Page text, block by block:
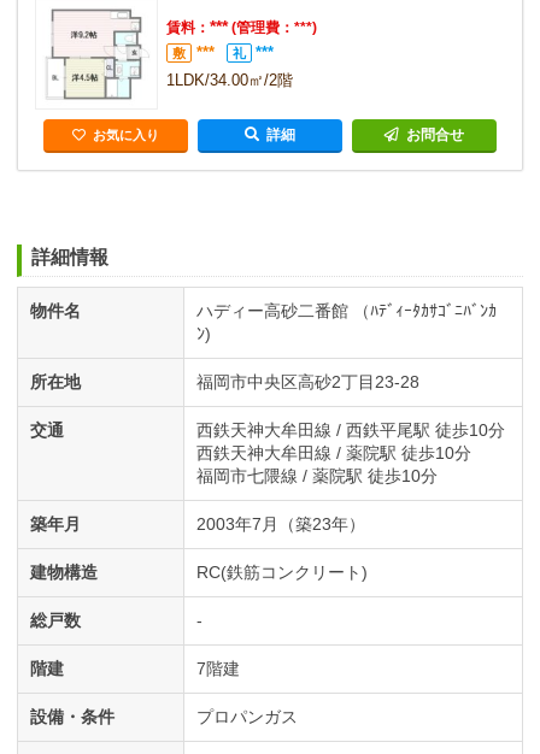
賃料： ***(管理費：***)
敷 *** 礼
***
1LDK/34.00㎡/2階
お気に入り 詳細 お問合せ
詳細情報
物件名
ハディー高砂二番館 （ﾊﾃﾞｨｰﾀｶｻｺﾞﾆﾊﾞﾝｶ
ﾝ)
所在地 福岡市中央区高砂2丁目23-28
交通
西鉄天神大牟田線 / 西鉄平尾駅 徒歩10分
西鉄天神大牟田線 / 薬院駅 徒歩10分
福岡市七隈線 / 薬院駅 徒歩10分
築年月 2003年7月（築23年）
建物構造 RC(鉄筋コンクリート)
総戸数 -
階建 7階建
設備・条件 プロパンガス